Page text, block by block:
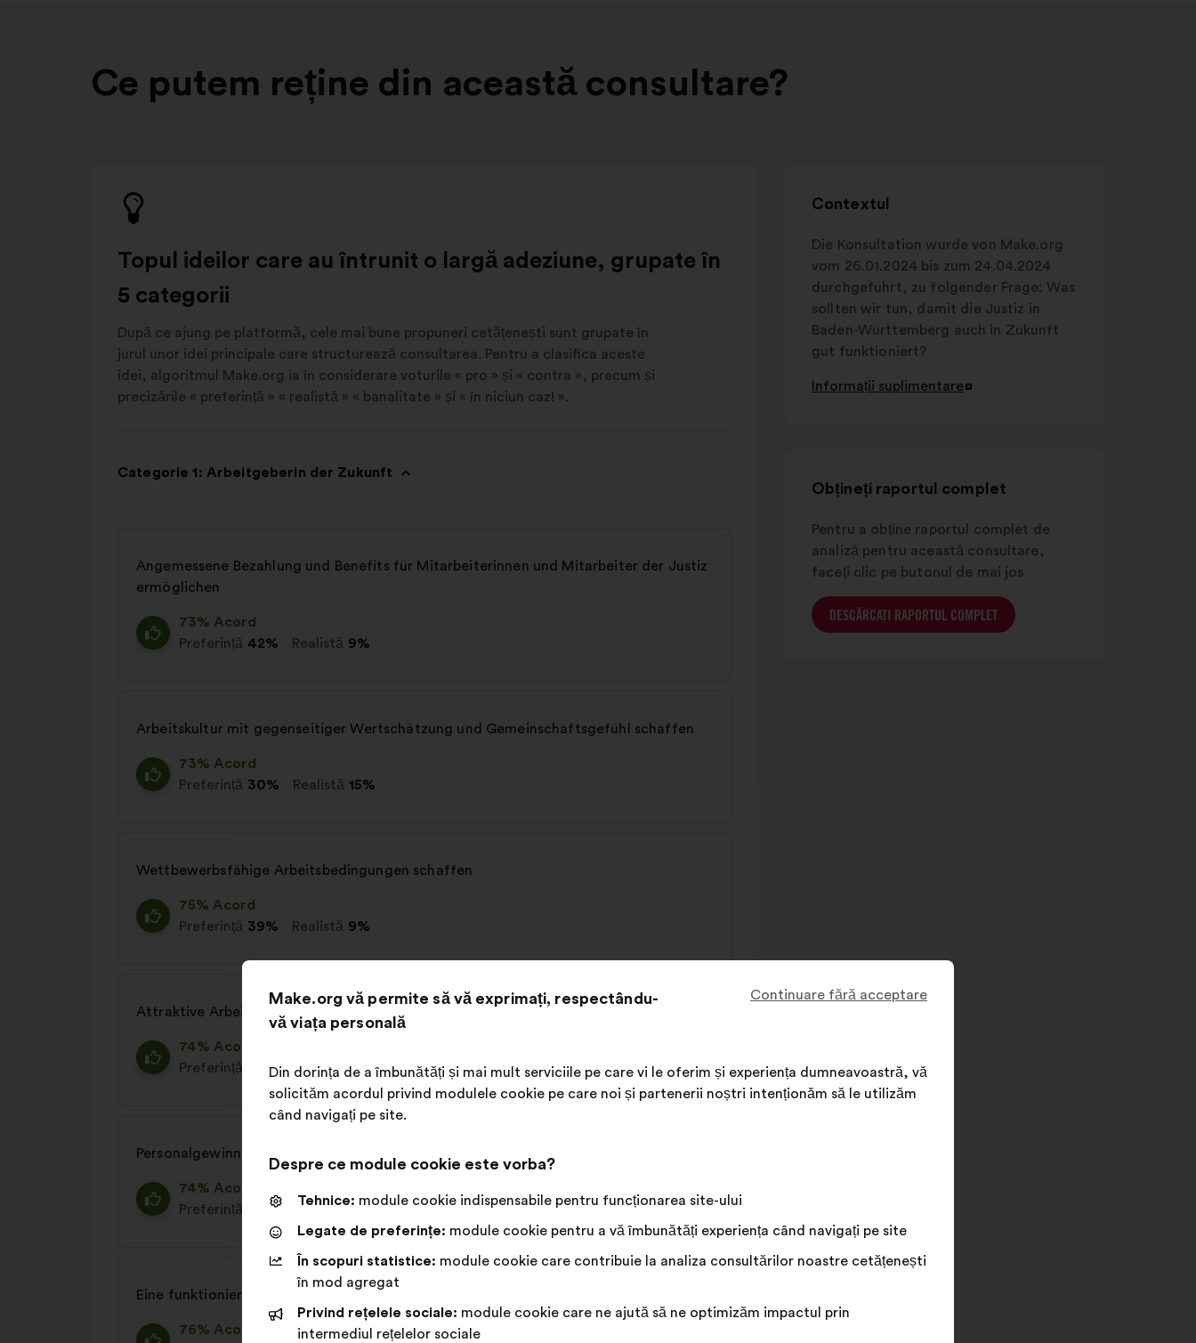
Ce putem reține din această consultare?
Topul ideilor care au întrunit o largă adeziune, grupate în
5 categorii
După ce ajung pe platformă, cele mai bune propuneri cetățenești sunt grupate în
jurul unor idei principale care structurează consultarea. Pentru a clasifica aceste
idei, algoritmul Make.org ia în considerare voturile « pro » și « contra », precum și
precizările « preferință » « realistă » « banalitate » și « în niciun caz! ».
Categorie 1: Arbeitgeberin der Zukunft
Angemessene Bezahlung und Benefits für Mitarbeiterinnen und Mitarbeiter der Justiz
ermöglichen
73% Acord
Preferință 42% Realistă 9%
Arbeitskultur mit gegenseitiger Wertschätzung und Gemeinschaftsgefühl schaffen
73% Acord
Preferință 30% Realistă 15%
Wettbewerbsfähige Arbeitsbedingungen schaffen
75% Acord
Preferință 39% Realistă 9%
Attraktive Arbeitszeiten ermöglichen
74% Acord
Preferință
32% Realistă 14%
Personalgewinnung und Onboarding professionalisieren
74% Acord
Preferință
29% Realistă 13%
Eine funktionierende IT-Infrastruktur gewährleisten
76% Acord
Contextul
Die Konsultation wurde von Make.org
vom 26.01.2024 bis zum 24.04.2024
durchgeführt, zu folgender Frage: Was
sollten wir tun, damit die Justiz in
Baden-Württemberg auch in Zukunft
gut funktioniert?
Informații suplimentare
Deschidere
nouă
Obțineți raportul complet
Pentru a obține raportul complet de
analiză pentru această consultare,
faceți clic pe butonul de mai jos
DESCĂRCAȚI RAPORTUL COMPLET
Continuare fără acceptare
Make.org vă permite să vă exprimați, respectându-
vă viața personală
Din dorința de a îmbunătăți și mai mult serviciile pe care vi le oferim și experiența dumneavoastră, vă
solicităm acordul privind modulele cookie pe care noi și partenerii noștri intenționăm să le utilizăm
când navigați pe site.
Despre ce module cookie este vorba?
Tehnice: module cookie indispensabile pentru funcționarea site-ului
Legate de preferințe: module cookie pentru a vă îmbunătăți experiența când navigați pe site
În scopuri statistice: module cookie care contribuie la analiza consultărilor noastre cetățenești
în mod agregat
Privind rețelele sociale: module cookie care ne ajută să ne optimizăm impactul prin
intermediul rețelelor sociale